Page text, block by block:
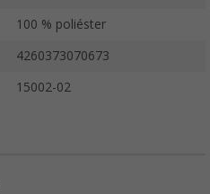
100 % poliéster
4260373070673
15002-02